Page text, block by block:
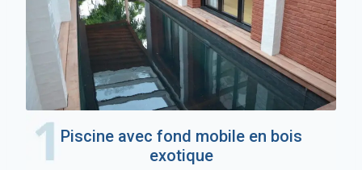
Piscine avec fond mobile en bois
exotique